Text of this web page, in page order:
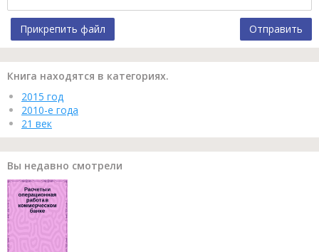
Прикрепить файл Отправить
Книга находятся в категориях.
2015 год
2010-е года
21 век
Вы недавно смотрели